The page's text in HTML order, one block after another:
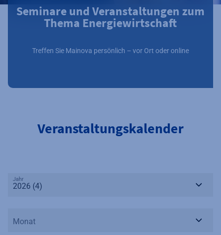
Seminare und Veranstaltungen zum
Thema Energiewirtschaft
Treffen Sie Mainova persönlich – vor Ort oder online
Veranstaltungskalender
Jahr